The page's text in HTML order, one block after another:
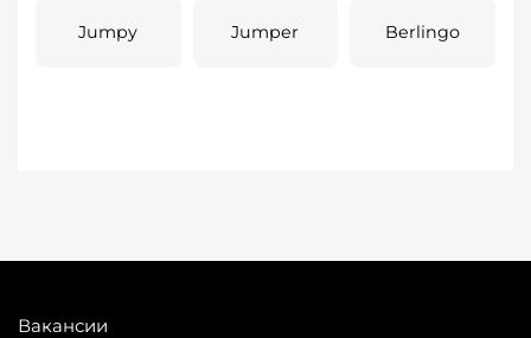
Jumpy Jumper Berlingo
Вакансии